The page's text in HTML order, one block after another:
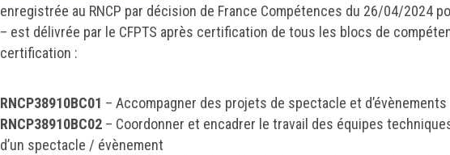
enregistrée au RNCP par décision de France Compétences du 26/04/2024
– est délivrée par le CFPTS après certification de tous les blocs de
certification :
RNCP38910BC01 – Accompagner des projets de spectacle et d’évènements
RNCP38910BC02 – Coordonner et encadrer le travail des équipes
d’un spectacle / évènement